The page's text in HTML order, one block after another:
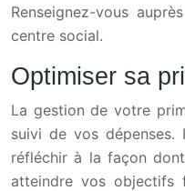
Renseignez-vous
centre social.
Optimiser sa
La gestion de votre
suivi de vos
réfléchir à la façon
atteindre vos objectifs